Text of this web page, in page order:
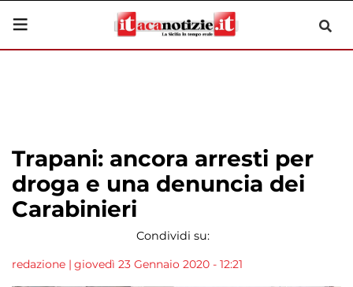
Trapani: ancora arresti per
droga e una denuncia dei
Carabinieri
Condividi su:
redazione | giovedì 23 Gennaio 2020 - 12:21